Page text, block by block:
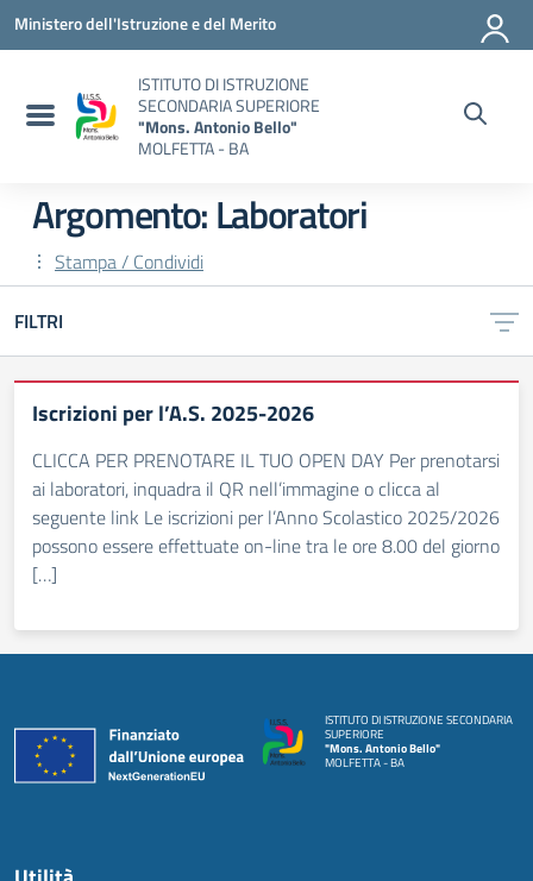
Vai ai contenuti
Vai al menu di navigazione
Vai al footer
Ministero dell'Istruzione e del Merito
ISTITUTO DI ISTRUZIONE
SECONDARIA SUPERIORE
"Mons. Antonio Bello"
MOLFETTA - BA
Argomento: Laboratori
Stampa / Condividi
FILTRI
Iscrizioni per l’A.S. 2025-2026
CLICCA PER PRENOTARE IL TUO OPEN DAY Per prenotarsi
ai laboratori, inquadra il QR nell’immagine o clicca al
seguente link Le iscrizioni per l’Anno Scolastico 2025/2026
possono essere effettuate on-line tra le ore 8.00 del giorno
[…]
ISTITUTO DI ISTRUZIONE SECONDARIA
SUPERIORE
"Mons. Antonio Bello"
MOLFETTA - BA